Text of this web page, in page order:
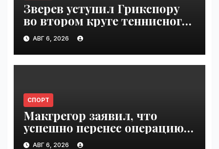
Зверев уступил Грикспору
во втором круге теннисного
"Мастерса" в Монреале |
VseTime.ru
АВГ 6, 2026
СПОРТ
Макгрегор заявил, что
успешно перенес операцию
на ноге | VseTime.ru
АВГ 6, 2026